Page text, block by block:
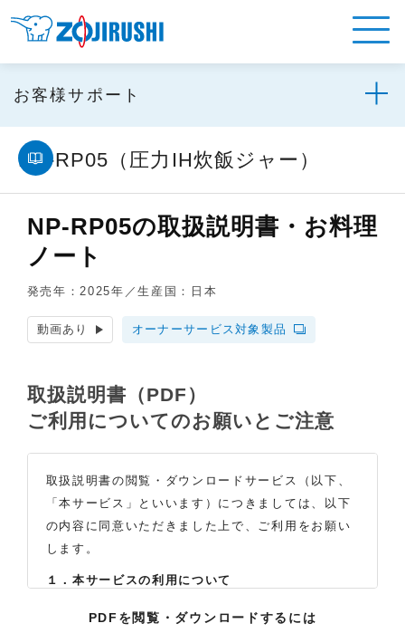
お客様サポート
NP-RP05（圧力IH炊飯ジャー）
NP-RP05の取扱説明書・お料理
ノート
発売年：2025年／生産国：日本
動画あり オーナーサービス対象製品
取扱説明書（PDF）
ご利用についてのお願いとご注意
取扱説明書の閲覧・ダウンロードサービス（以下、
「本サービス」といいます）につきましては、以下
の内容に同意いただきました上で、ご利用をお願い
します。
１．本サービスの利用について
の内容を、非営利目的かつ、個人的にご利用する場
PDFを閲覧・ダウンロードするには